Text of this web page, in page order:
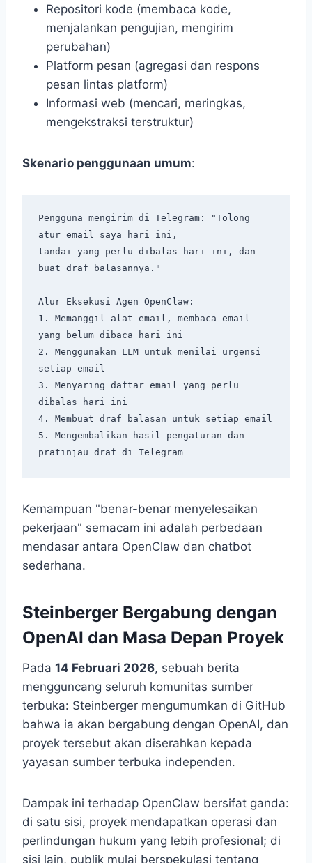
Repositori kode (membaca kode,
menjalankan pengujian, mengirim
perubahan)
Platform pesan (agregasi dan respons
pesan lintas platform)
Informasi web (mencari, meringkas,
mengekstraksi terstruktur)
Skenario penggunaan umum:
Pengguna mengirim di Telegram: "Tolong
atur email saya hari ini,
tandai yang perlu dibalas hari ini, dan
buat draf balasannya."
Alur Eksekusi Agen OpenClaw:
1. Memanggil alat email, membaca email
yang belum dibaca hari ini
2. Menggunakan LLM untuk menilai urgensi
setiap email
3. Menyaring daftar email yang perlu
dibalas hari ini
4. Membuat draf balasan untuk setiap email
5. Mengembalikan hasil pengaturan dan
pratinjau draf di Telegram
Kemampuan "benar-benar menyelesaikan
pekerjaan" semacam ini adalah perbedaan
mendasar antara OpenClaw dan chatbot
sederhana.
Steinberger Bergabung dengan
OpenAI dan Masa Depan Proyek
Pada 14 Februari 2026, sebuah berita
mengguncang seluruh komunitas sumber
terbuka: Steinberger mengumumkan di GitHub
bahwa ia akan bergabung dengan OpenAI, dan
proyek tersebut akan diserahkan kepada
yayasan sumber terbuka independen.
Dampak ini terhadap OpenClaw bersifat ganda:
di satu sisi, proyek mendapatkan operasi dan
perlindungan hukum yang lebih profesional; di
sisi lain, publik mulai berspekulasi tentang